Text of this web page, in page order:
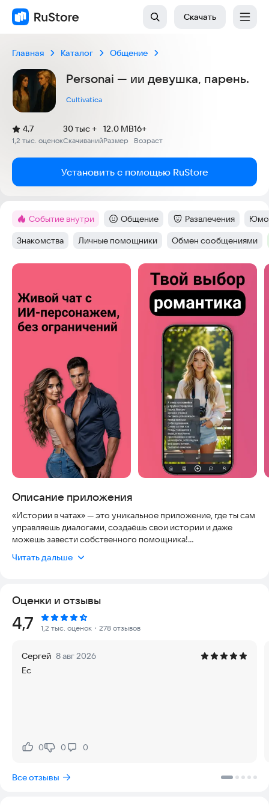
Скачать
Главная Каталог Общение
Personai — ии девушка, парень.
Cultivatica
Рейтинг:
4,7
(
1,2 тыс. оценок
)
Скачиваний
30 тыс +
Размер
12.0 MB
Возраст
16+
Установить с помощью RuStore
Метка:
Событие внутри Категория:
Общение Категория:
Развлечения Тег:
Тег:
Знакомства Тег:
Личные помощники Тег:
Обмен сообщениями
Скриншоты
Описание приложения
«Истории в чатах» — это уникальное приложение, где ты сам
управляешь диалогами, создаёшь свои истории и даже
можешь завести собственного помощника!
Здесь каждый становится героем. Пиши ответы от своего
прямо в чате. Ты не просто наблюдаешь, а ведёшь
настоящую переписку!
Создавай свои собственные истории!
публикуй для других пользователей. Воплоти в жизнь любые
идеи: от романтических переписок до увлекательных
поможет решить любую задачу, подскажет, поддержит
беседу, объяснит сложные темы или просто развеселит.
для общения!
Читать дальше
Оценки и отзывы
Рейтинг:
4,7 1,2 тыс. оценок ・278 отзывов
Сергей 8 авг 2026
Ec
Нравится:
0Не нравится:
0 0
Все отзывы